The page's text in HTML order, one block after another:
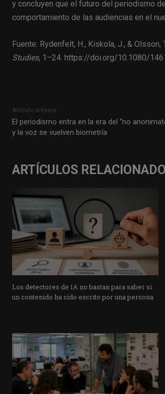
y concluyen que el futuro del periodismo
comportamiento de las audiencias en el
Fuente: Rydenfelt, H., Kiskola, J., &
Studies, 1–24. https://doi.org/10.1080/
Artículo anterior
El periodismo entra en la era del “no
y la voz se vuelven biometría
ARTÍCULOS
Los detectores de IA no bastan para saber si
un contenido ha sido escrito por una persona